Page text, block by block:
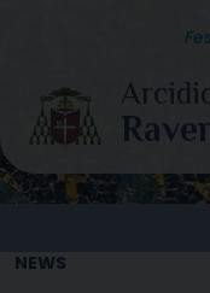
content
NEWS